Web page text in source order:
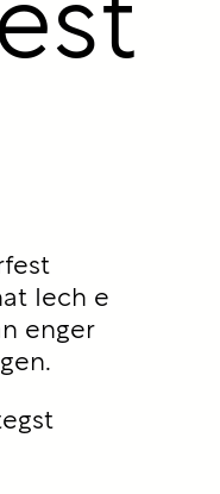
Iech e
enger